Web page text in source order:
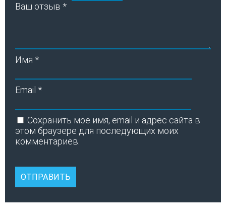
Ваш отзыв *
Имя *
Email *
Сохранить моё имя, email и адрес сайта в
этом браузере для последующих моих
комментариев.